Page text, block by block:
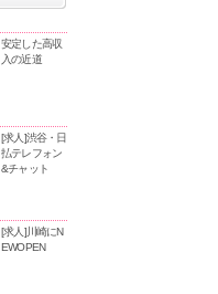
安定した高収
入の近道
[求人]渋谷・日
払テレフォン
&チャット
[求人]川崎にN
EWOPEN